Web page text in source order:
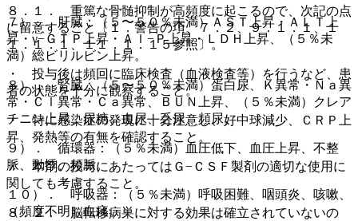
８．１． 重篤な骨髄抑制が高頻度に起こるので、次記の点
に留意すること〔１．警告の項、７．２、９．１．１、１
１．１．１、１１．１．１５参照〕。
・ 投与後は頻回に臨床検査（血液検査等）を行うなど、患
者の状態を十分に観察すること。
・ 特に感染症の発現に十分注意し、好中球減少、ＣＲＰ上
昇、発熱等の有無を確認すること。
・ 本剤の投与にあたってはＧ−ＣＳＦ製剤の適切な使用に
関しても考慮すること。
８．２． 脳転移病巣に対する効果は確立されていないの
７）． 肝臓：（５〜５０％未満）ＡＳＴ上昇・ＡＬＴ上
昇・γ−ＧＴＰ上昇・Ａｌ−Ｐ上昇・ＬＤＨ上昇、（５％未
満）総ビリルビン上昇。
８）． 腎臓：（５〜５０％未満）蛋白尿、Ｋ異常・Ｎａ異
常・Ｃｌ異常・Ｃａ異常、ＢＵＮ上昇、（５％未満）クレア
チニン上昇、尿糖、血尿、乏尿、頻尿。
９）． 循環器：（５％未満）血圧低下、血圧上昇、不整
脈、動悸、頻脈。
１０）． 呼吸器：（５％未満）呼吸困難、咽頭炎、咳嗽、
（頻度不明）血痰。